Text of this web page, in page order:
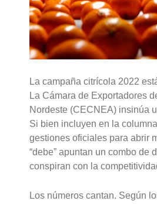
La campaña citrícola 2022
La Cámara de Exportadores
Nordeste (CECNEA) insinúa
Si bien incluyen en la
gestiones oficiales para abrir
“debe” apuntan un combo de
conspiran con la
Los números cantan. Según